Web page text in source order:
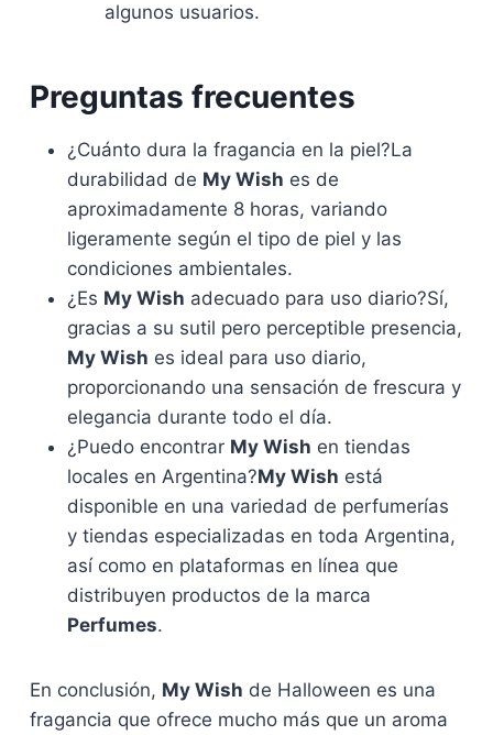
algunos usuarios.
Preguntas frecuentes
¿Cuánto dura la fragancia en la piel?La
durabilidad de My Wish es de
aproximadamente 8 horas, variando
ligeramente según el tipo de piel y las
condiciones ambientales.
¿Es My Wish adecuado para uso diario?Sí,
gracias a su sutil pero perceptible presencia,
My Wish es ideal para uso diario,
proporcionando una sensación de frescura y
elegancia durante todo el día.
¿Puedo encontrar My Wish en tiendas
locales en Argentina?My Wish está
disponible en una variedad de perfumerías
y tiendas especializadas en toda Argentina,
así como en plataformas en línea que
distribuyen productos de la marca
Perfumes.
En conclusión, My Wish de Halloween es una
fragancia que ofrece mucho más que un aroma